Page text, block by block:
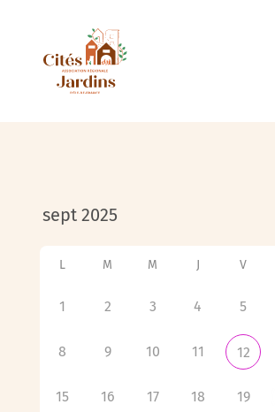
L M M J V
1 2 3 4 5
8 9 10 11 12
15 16 17 18 19